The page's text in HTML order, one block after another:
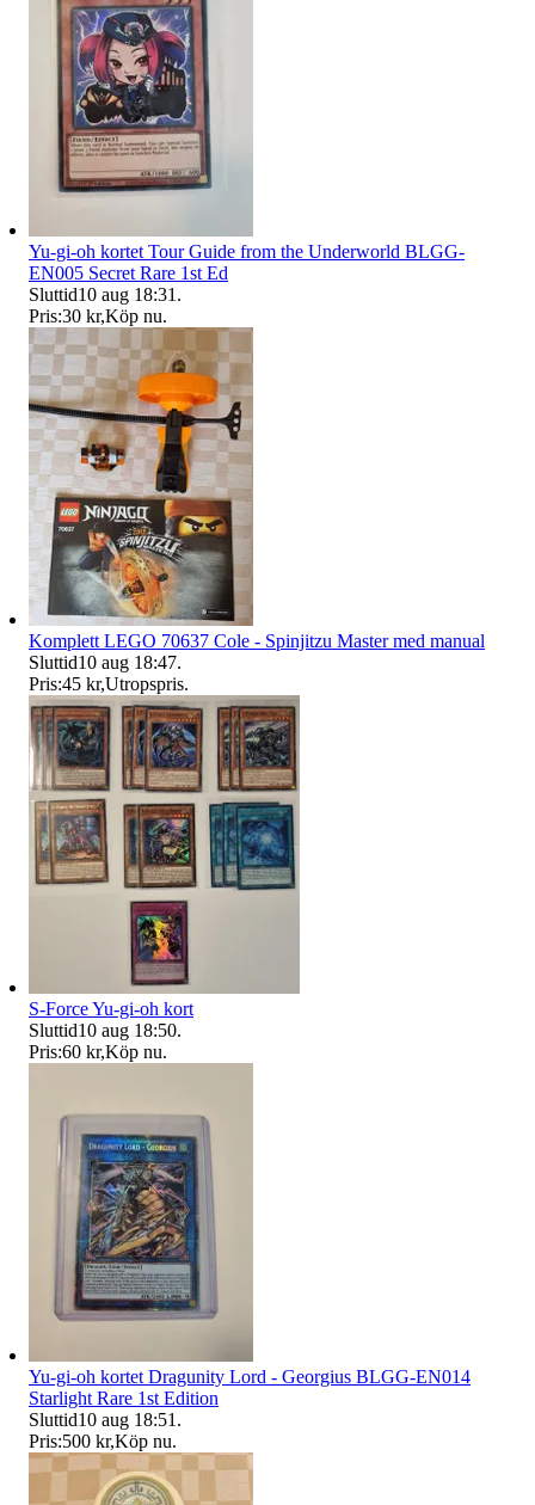
Yu-gi-oh kortet Tour Guide from the Underworld BLGG-
EN005 Secret Rare 1st Ed
Sluttid10 aug 18:31 .
Pris:30 kr,Köp nu.
Komplett LEGO 70637 Cole - Spinjitzu Master med manual
Sluttid10 aug 18:47.
Pris:45 kr,Utropspris.
S-Force Yu-gi-oh kort
Sluttid10 aug 18:50.
Pris:60 kr,Köp nu.
Yu-gi-oh kortet Dragunity Lord - Georgius BLGG-EN014
Starlight Rare 1st Edition
Sluttid10 aug 18:51 .
Pris:500 kr,Köp nu.